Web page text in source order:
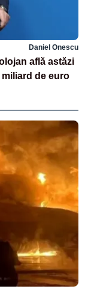
Daniel Onescu
află astăzi
de euro